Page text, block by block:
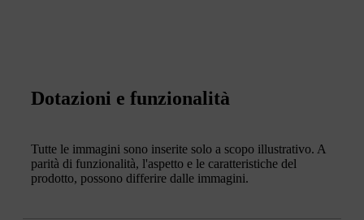
Dotazioni e funzionalità
Tutte le immagini sono inserite solo a scopo illustrativo. A
parità di funzionalità, l'aspetto e le caratteristiche del
prodotto, possono differire dalle immagini.